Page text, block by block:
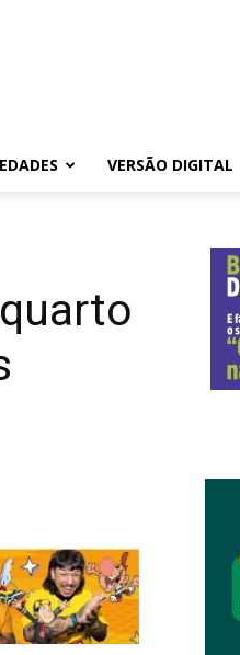
VERSÃO DIGITAL